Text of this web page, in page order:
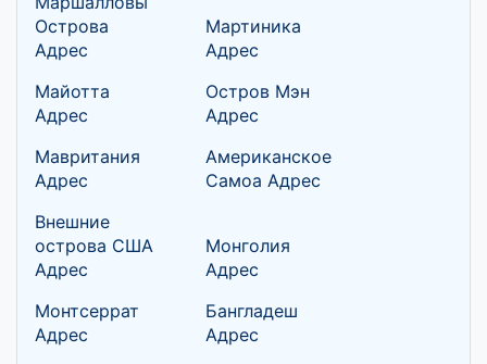
Острова
Адрес
Мартиника
Адрес
Майотта
Адрес
Остров Мэн
Адрес
Мавритания
Адрес
Американское
Самоа Адрес
Внешние
острова США
Адрес
Монголия
Адрес
Монтсеррат
Адрес
Бангладеш
Адрес